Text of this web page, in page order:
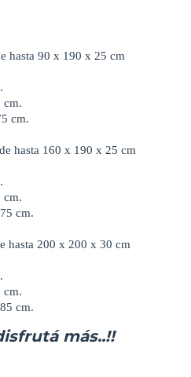
hasta 90 x 190 x 25 cm
cm.
cm.
hasta 160 x 190 x 25 cm
cm.
cm.
hasta 200 x 200 x 30 cm
cm.
cm.
más..!!